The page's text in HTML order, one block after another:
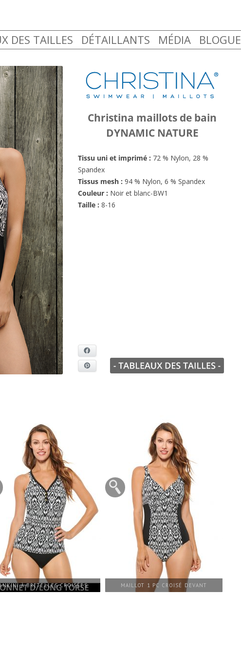
Aller
au
contenu
DES TAILLES DÉTAILLANTS MÉDIA BLOGUE
Christina maillots de bain
DYNAMIC NATURE
Tissu uni et imprimé : 72 % Nylon, 28 %
Spandex
Tissus mesh : 94 % Nylon, 6 % Spandex
Couleur : Noir et blanc-BW1
Taille : 8-16
Pinterest
À BRETELLES CROISÉES MAILLOT 1 PC CROISÉ DEVANT